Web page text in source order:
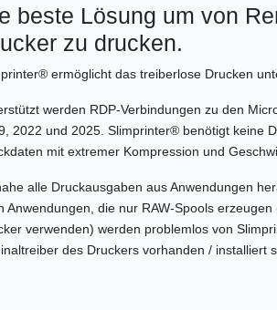
beste Lösung um von
zu drucken.
ermöglicht das treiberlose Drucken
werden RDP-Verbindungen zu den
2022 und 2025. Slimprinter® benötigt keine
mit extremer Kompression und
alle Druckausgaben aus Anwendungen
Anwendungen, die nur RAW-Spools
verwenden) werden problemlos von
des Druckers vorhanden / installiert